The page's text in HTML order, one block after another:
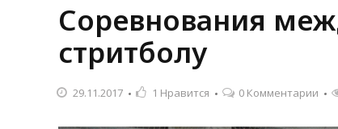
Соревнования
стритболу
29.11.2017 1 Нравится 0 Комментарии